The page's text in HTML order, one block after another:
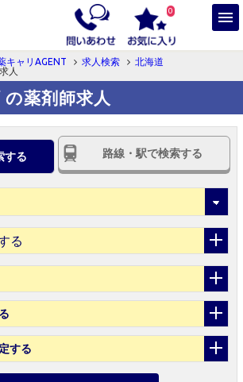
0
キャリAGENT 求人検索
北海道
人
薬剤師求人
する 路線・駅で検索する
る
する